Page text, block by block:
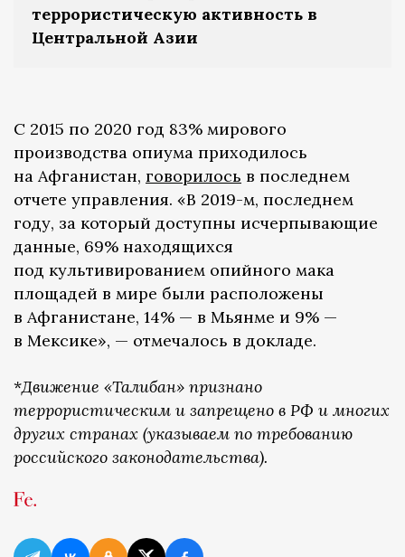
террористическую активность в
Центральной Азии
С 2015 по 2020 год 83% мирового
производства опиума приходилось
на Афганистан, говорилось в последнем
отчете управления. «В 2019-м, последнем
году, за который доступны исчерпывающие
данные, 69% находящихся
под культивированием опийного мака
площадей в мире были расположены
в Афганистане, 14% — в Мьянме и 9% —
в Мексике», — отмечалось в докладе.
*Движение «Талибан» признано
террористическим и запрещено в РФ и многих
других странах (указываем по требованию
российского законодательства).